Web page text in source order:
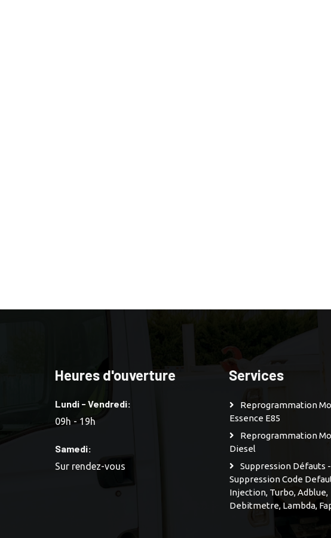
Heures d'ouverture
Lundi - Vendredi:
09h - 19h
Samedi:
Sur rendez-vous
Services
Reprogrammation
Essence E85
Reprogrammation
Diesel
Suppression Défauts -
Suppression Code
Injection, Turbo, Adblue,
Debitmetre, Lambda,